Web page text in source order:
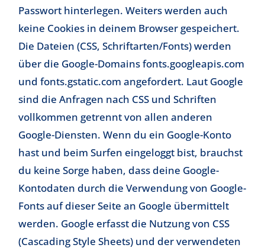
Passwort hinterlegen. Weiters werden auch
keine Cookies in deinem Browser gespeichert.
Die Dateien (CSS, Schriftarten/Fonts) werden
über die Google-Domains fonts.googleapis.com
und fonts.gstatic.com angefordert. Laut Google
sind die Anfragen nach CSS und Schriften
vollkommen getrennt von allen anderen
Google-Diensten. Wenn du ein Google-Konto
hast und beim Surfen eingeloggt bist, brauchst
du keine Sorge haben, dass deine Google-
Kontodaten durch die Verwendung von Google-
Fonts auf dieser Seite an Google übermittelt
werden. Google erfasst die Nutzung von CSS
(Cascading Style Sheets) und der verwendeten